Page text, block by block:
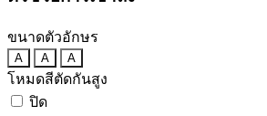
ขนาดตัวอักษร
A A A
โหมดสีตัดกันสูง
ปิด